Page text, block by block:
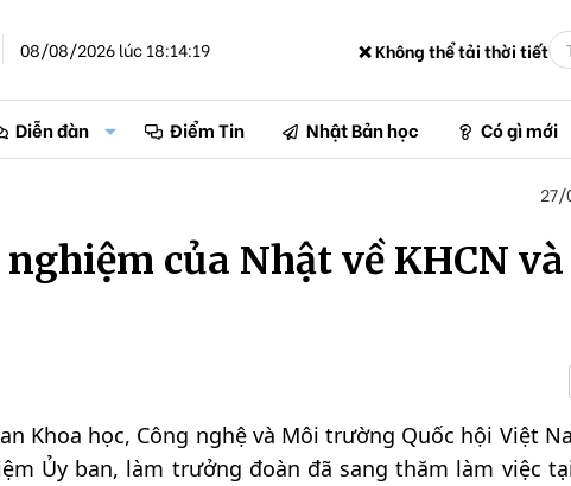
08/08/2026 lúc 18:14:19 ❌ Không thể tải thời tiết
Diễn đàn Điểm Tin Nhật Bản học Có gì mới
27/
của Nhật về KHCN và
Khoa học, Công nghệ và Môi trường Quốc hội Việt
Ủy ban, làm trưởng đoàn đã sang thăm làm việc